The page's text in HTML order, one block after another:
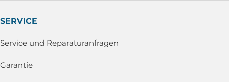
SERVICE
Service und Reparaturanfragen
Garantie